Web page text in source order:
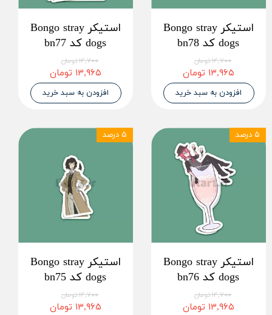
استیکر Bongo stray
dogs کد bn78
۱۴,۷۰۰ تومان
۱۳,۹۶۵ تومان
افزودن به سبد خرید
استیکر Bongo stray
dogs کد bn77
۱۴,۷۰۰ تومان
۱۳,۹۶۵ تومان
افزودن به سبد خرید
استیکر Bongo stray
dogs کد bn76
۱۴,۷۰۰ تومان
۱۳,۹۶۵ تومان
۵ درصد
استیکر Bongo stray
dogs کد bn75
۱۴,۷۰۰ تومان
۱۳,۹۶۵ تومان
۵ درصد